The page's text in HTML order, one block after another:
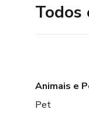
Todos
Animais e
Pet